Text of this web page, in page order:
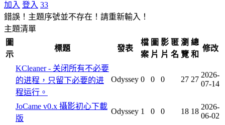
加入 登入 33
錯誤！主題序號並不存在！請重新輸入！
主題清單
圖
示
標題 發表
檔
案
圖
片
影
片
匿
名
瀏
覽
總
和
修改
KCleaner - 关闭所有不必要
的进程，只留下必要的进
程运行。
Odyssey 0 0 0 27 27
2026-
07-14
JoCame v0.x 攝影初心下載
版
Odyssey 1 0 0 18 18
2026-
06-02